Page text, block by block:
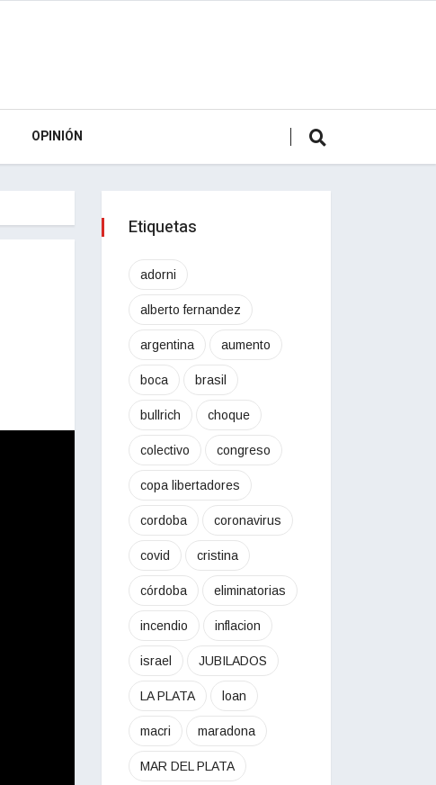
OPINIÓN
Etiquetas
adorni
alberto fernandez
argentina aumento
boca brasil
bullrich choque
colectivo congreso
copa libertadores
cordoba coronavirus
covid cristina
córdoba eliminatorias
incendio inflacion
israel JUBILADOS
LA PLATA loan
macri maradona
MAR DEL PLATA